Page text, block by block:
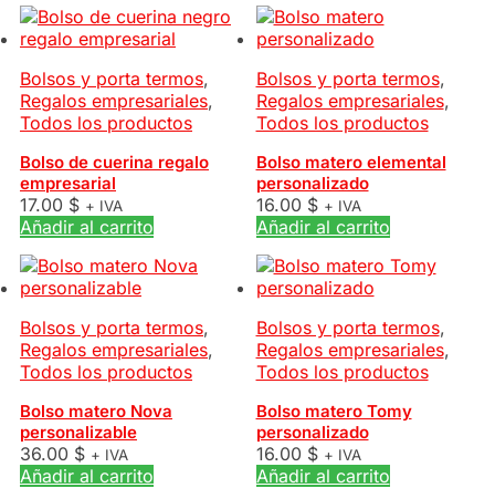
Bolsos y porta termos,
Regalos empresariales,
Todos los productos
Bolso de cuerina regalo
empresarial
17.00 $ + IVA
Añadir al carrito
Bolsos y porta termos,
Regalos empresariales,
Todos los productos
Bolso matero elemental
personalizado
16.00 $ + IVA
Añadir al carrito
Bolsos y porta termos,
Regalos empresariales,
Todos los productos
Bolso matero Nova
personalizable
36.00 $ + IVA
Añadir al carrito
Bolsos y porta termos,
Regalos empresariales,
Todos los productos
Bolso matero Tomy
personalizado
16.00 $ + IVA
Añadir al carrito